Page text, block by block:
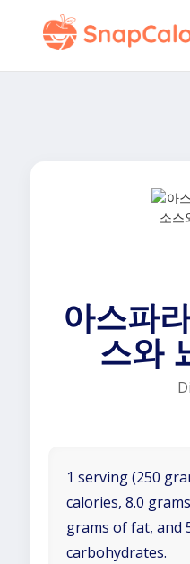
아스파
스와
1 serving (250
calories, 8.0
grams of fat, and
carbohydrates.